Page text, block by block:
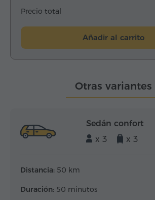
Precio total
Añadir al carrito
Otras variantes
Sedán confort
x 3
x 3
Distancia: 50 km
Duración: 50 minutos